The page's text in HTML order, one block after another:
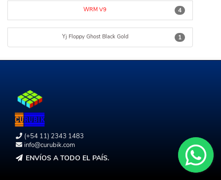
4
WRM V9
1
Yj Floppy Ghost Black Gold
(+54 11) 2343 1483
info@curubik.com
ENVÍOS A TODO EL PAÍS.